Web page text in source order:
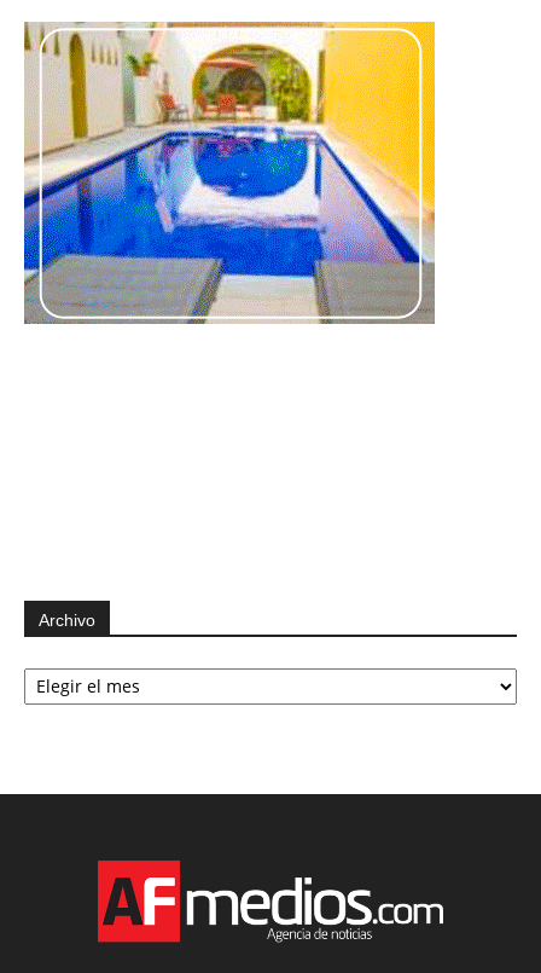
Archivo
Archivo